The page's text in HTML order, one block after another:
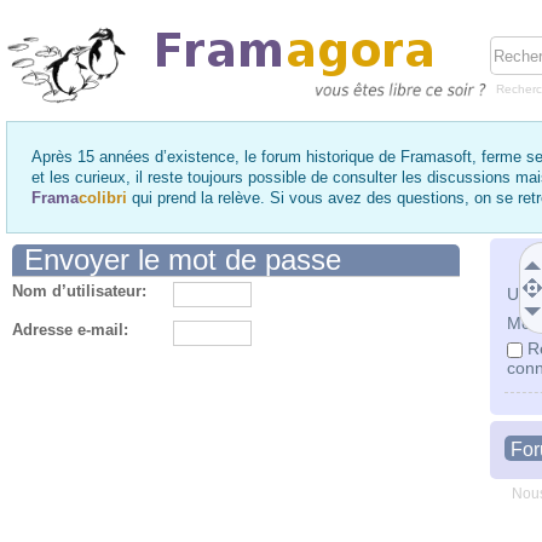
Après 15 années d’existence, le forum historique de Framasoft, ferme
et les curieux, il reste toujours possible de consulter les discussions
Framacolibri qui prend la relève. Si vous avez des questions, on se
Mot
Envoyer le mot de passe
Nom d’utilisateur:
Adresse e-mail: